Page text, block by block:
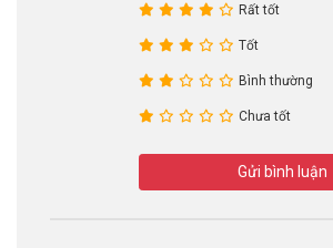
Rất tốt
Tốt
Bình thường
Chưa tốt
Gửi bình luận